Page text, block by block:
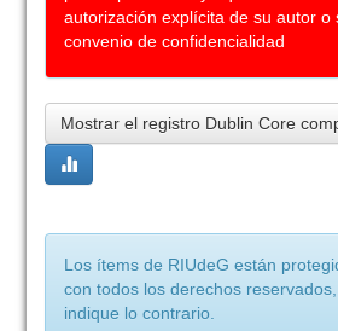
autorización explícita de su autor o
convenio de confidencialidad
Mostrar el registro Dublin Core
Los ítems de RIUdeG están
con todos los derechos
indique lo contrario.